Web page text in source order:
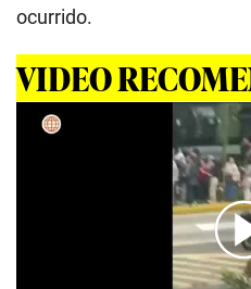
ocurrido.
VIDEO